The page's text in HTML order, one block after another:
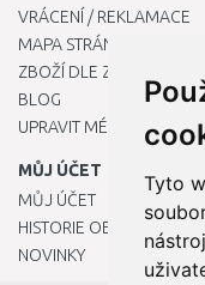
Tyto
VRÁCENÍ / REKLAMACE
MAPA STRÁNKY
ZBOŽÍ DLE ZNAČEK
BLOG
UPRAVIT MÉ PŘEDVOLBY
MŮJ ÚČET
MŮJ ÚČET
HISTORIE OBJEDNÁVEK
NOVINKY